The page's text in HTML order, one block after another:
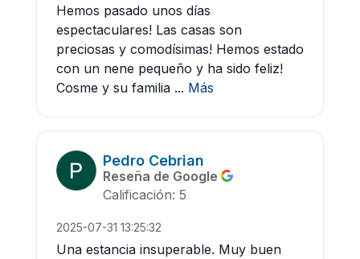
Hemos pasado unos días
espectaculares! Las casas son
preciosas y comodísimas! Hemos estado
con un nene pequeño y ha sido feliz!
Cosme y su familia ... Más
Pedro Cebrian
Reseña de Google
Calificación: 5
2025-07-31 13:25:32
Una estancia insuperable. Muy buen